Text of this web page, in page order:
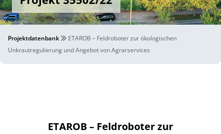
Projektdatenbank
ETAROB – Feldroboter zur ökologischen
Unkrautregulierung und Angebot von Agrarservices
ETAROB – Feldroboter zur